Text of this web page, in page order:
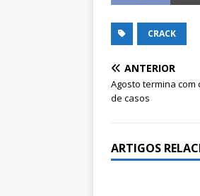
CRACK
ANTERIOR
Agosto termina
de casos
ARTIGOS